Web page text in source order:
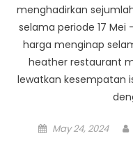
menghadirkan
selama periode 17 Mei
harga menginap
heather restaurant
lewatkan kesempatan
Posted
May 24, 2024